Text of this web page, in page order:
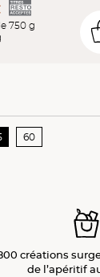
750 g
60
créations
de l’apéritif